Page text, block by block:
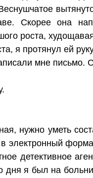
Скорее она
роста,
я протянул ей
мне письмо.
нужно уметь
электронный
детективное
дня я был на